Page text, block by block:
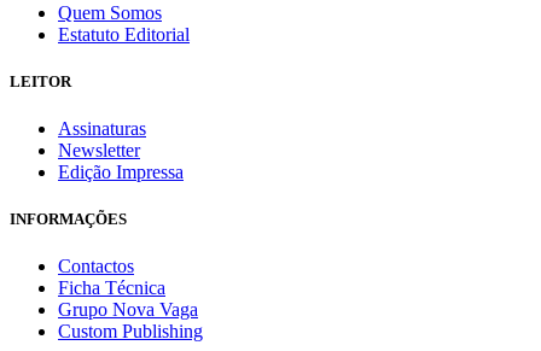
Quem Somos
Estatuto Editorial
LEITOR
Assinaturas
Newsletter
Edição Impressa
INFORMAÇÕES
Contactos
Ficha Técnica
Grupo Nova Vaga
Custom Publishing